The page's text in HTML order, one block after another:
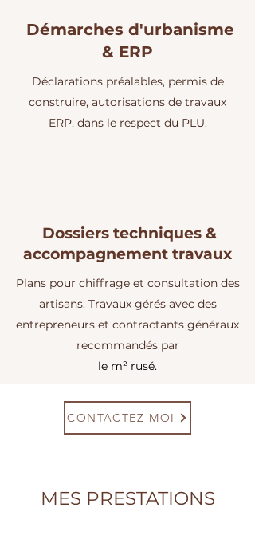
Démarches d'urbanisme
& ERP
Déclarations préalables, permis de
construire, autorisations de travaux
ERP, dans le respect du PLU.
Dossiers techniques &
accompagnement travaux
Plans pour chiffrage et consultation des
artisans. Travaux gérés avec des
entrepreneurs et contractants généraux
recommandés par
le m² rusé.
CONTACTEZ-MOI
MES PRESTATIONS